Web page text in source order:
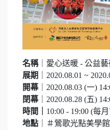
名稱｜愛心送暖 - 公益
展期
｜2020.08.01 ~
開幕｜2020.08.03 (一)
閉幕｜2020.08.28 (五)
時間｜ 10:00 - 19:00 (每
地點 ｜＃鶯歌光點美學